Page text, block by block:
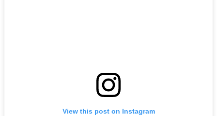
View this post on Instagram